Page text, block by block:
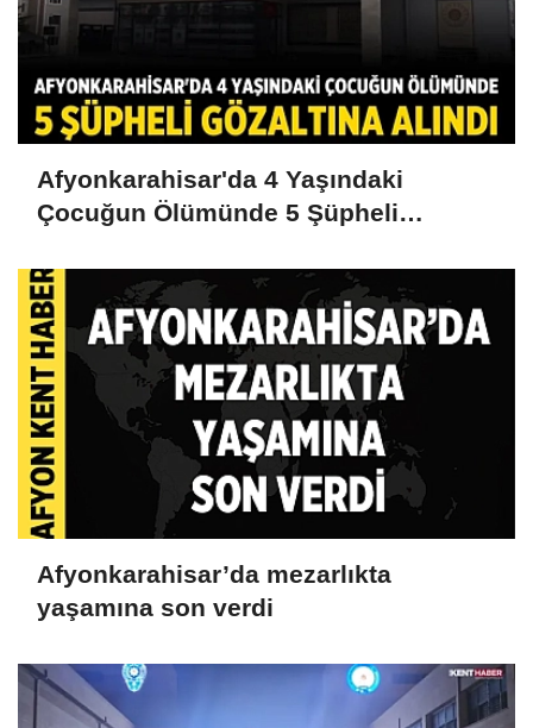
Afyonkarahisar'da 4 Yaşındaki
Çocuğun Ölümünde 5 Şüpheli
Afyonkarahisar’da mezarlıkta
yaşamına son verdi